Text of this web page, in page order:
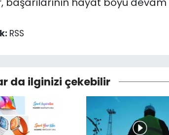
RSS
da ilginizi çekebilir